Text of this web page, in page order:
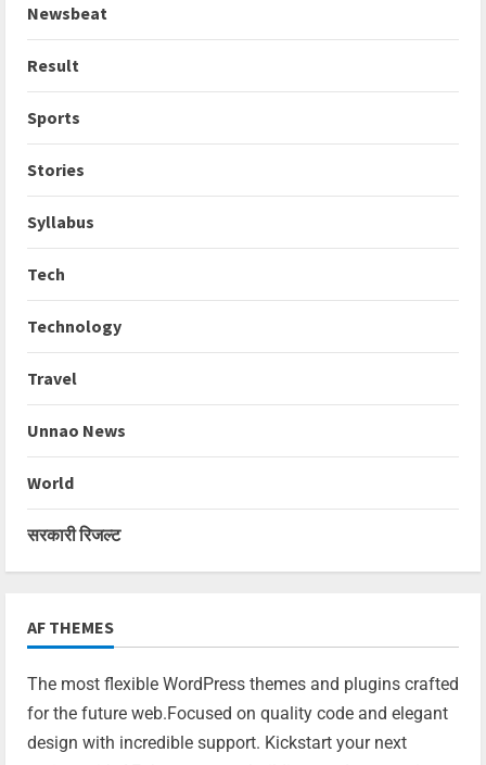
Newsbeat
Result
Sports
Stories
Syllabus
Tech
Technology
Travel
Unnao News
World
सरकारी रिजल्ट
AF THEMES
The most flexible WordPress themes and plugins crafted
for the future web.Focused on quality code and elegant
design with incredible support. Kickstart your next